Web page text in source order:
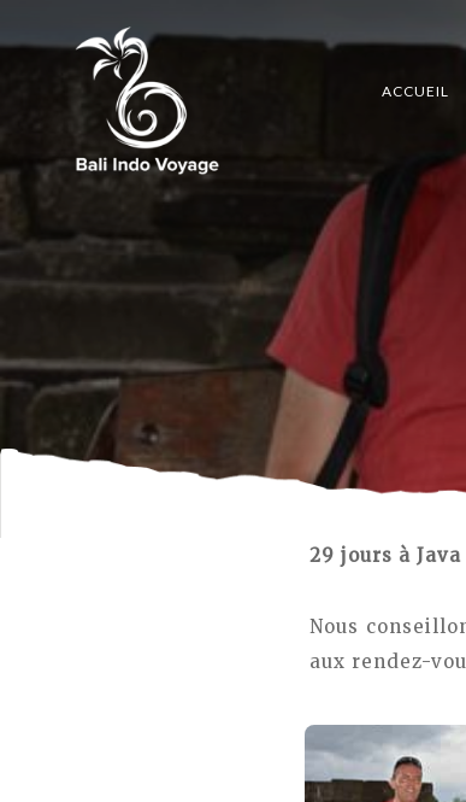
ACCUEIL
29 jours à
Nous
aux rendez-